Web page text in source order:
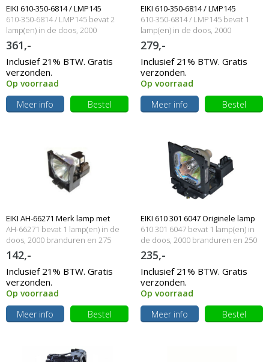
EIKI 610-350-6814 / LMP145
Originele lamp met behuizing
610-350-6814 / LMP145 bevat 2
lamp(en) in de doos, 2000
branduren en 330 Watt
361,-
Inclusief 21% BTW. Gratis
verzonden.
Op voorraad
Meer info
Bestel
EIKI 610-350-6814 / LMP145
Originele lamp met behuizing
610-350-6814 / LMP145 bevat 1
lamp(en) in de doos, 2000
branduren en 330 Watt
279,-
Inclusief 21% BTW. Gratis
verzonden.
Op voorraad
Meer info
Bestel
EIKI AH-66271 Merk lamp met
behuizing
AH-66271 bevat 1 lamp(en) in de
doos, 2000 branduren en 275
Watt
142,-
Inclusief 21% BTW. Gratis
verzonden.
Op voorraad
Meer info
Bestel
EIKI 610 301 6047 Originele lamp
met behuizing
610 301 6047 bevat 1 lamp(en) in
de doos, 2000 branduren en 250
Watt
235,-
Inclusief 21% BTW. Gratis
verzonden.
Op voorraad
Meer info
Bestel